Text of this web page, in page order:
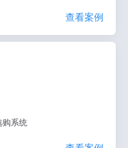
查看案例
购系统